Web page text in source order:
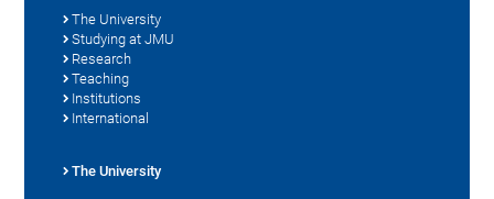
The University
Studying at JMU
Research
Teaching
Institutions
International
The University